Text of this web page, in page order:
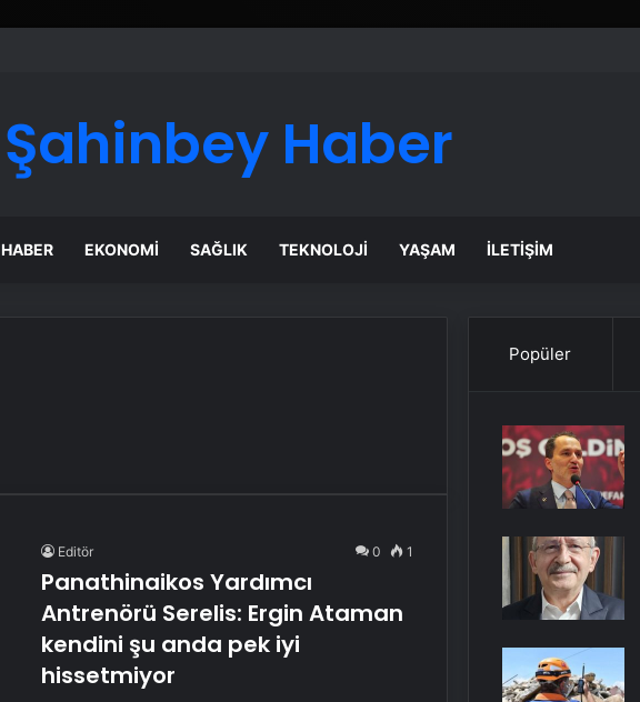
Şahinbey Haber
HABER EKONOMI SAĞLIK TEKNOLOJI YAŞAM İLETIŞIM
Editör 0 1
Panathinaikos Yardımcı
Antrenörü Serelis: Ergin Ataman
kendini şu anda pek iyi
hissetmiyor
Popüler